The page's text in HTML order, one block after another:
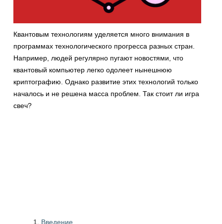
Квантовым технологиям уделяется много внимания в
программах технологического прогресса разных стран.
Например, людей регулярно пугают новостями, что
квантовый компьютер легко одолеет нынешнюю
криптографию. Однако развитие этих технологий только
началось и не решена масса проблем. Так стоит ли игра
свеч?
Введение